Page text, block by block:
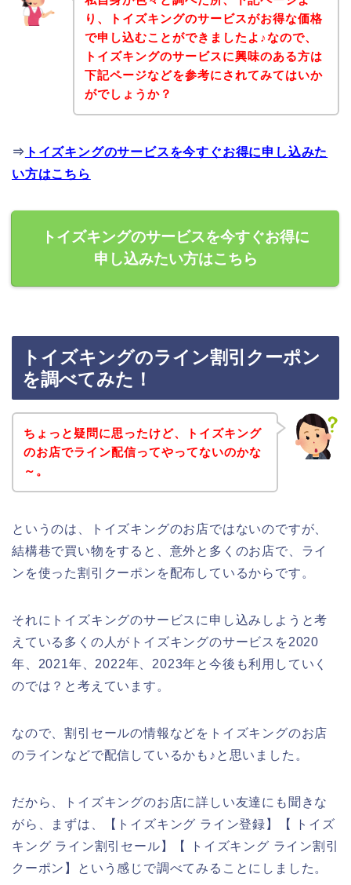
り、トイズキングのサービスがお得な価格
で申し込むことができましたよ♪なので、
トイズキングのサービスに興味のある方は
下記ページなどを参考にされてみてはいか
がでしょうか？
⇒ トイズキングのサービスを今すぐお得に申し込みた
い方はこちら
トイズキングのサービスを今すぐお得に
申し込みたい方はこちら
トイズキングのライン割引クーポン
を調べてみた！
ちょっと疑問に思ったけど、トイズキング
のお店でライン配信ってやってないのかな
～。
というのは、トイズキングのお店ではないのですが、
結構巷で買い物をすると、意外と多くのお店で、ライ
ンを使った割引クーポンを配布しているからです。
それにトイズキングのサービスに申し込みしようと考
えている多くの人がトイズキングのサービスを2020
年、2021年、2022年、2023年と今後も利用していく
のでは？と考えています。
なので、割引セールの情報などをトイズキングのお店
のラインなどで配信しているかも♪と思いました。
だから、トイズキングのお店に詳しい友達にも聞きな
がら、まずは、【トイズキング ライン登録】【 トイズ
キング ライン割引セール】【 トイズキング ライン割引
クーポン】という感じで調べてみることにしました。